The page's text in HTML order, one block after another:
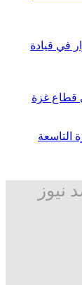
في قيادة
قطاع غزة
التاسعة